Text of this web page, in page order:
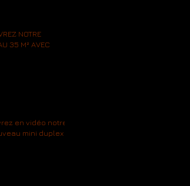
NOTRE
35 M² AVEC
en vidéo notre
mini duplex